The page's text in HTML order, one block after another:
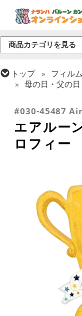
商品カテゴリを見る
トップ フィルム
母の日・父の日
エアー・スタ
#030-45487
エアルー
ロフィー